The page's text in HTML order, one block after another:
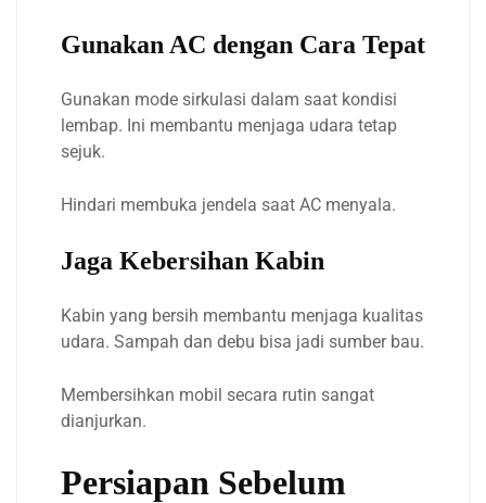
Gunakan AC dengan Cara Tepat
Gunakan mode sirkulasi dalam saat kondisi
lembap. Ini membantu menjaga udara tetap
sejuk.
Hindari membuka jendela saat AC menyala.
Jaga Kebersihan Kabin
Kabin yang bersih membantu menjaga kualitas
udara. Sampah dan debu bisa jadi sumber bau.
Membersihkan mobil secara rutin sangat
dianjurkan.
Persiapan Sebelum